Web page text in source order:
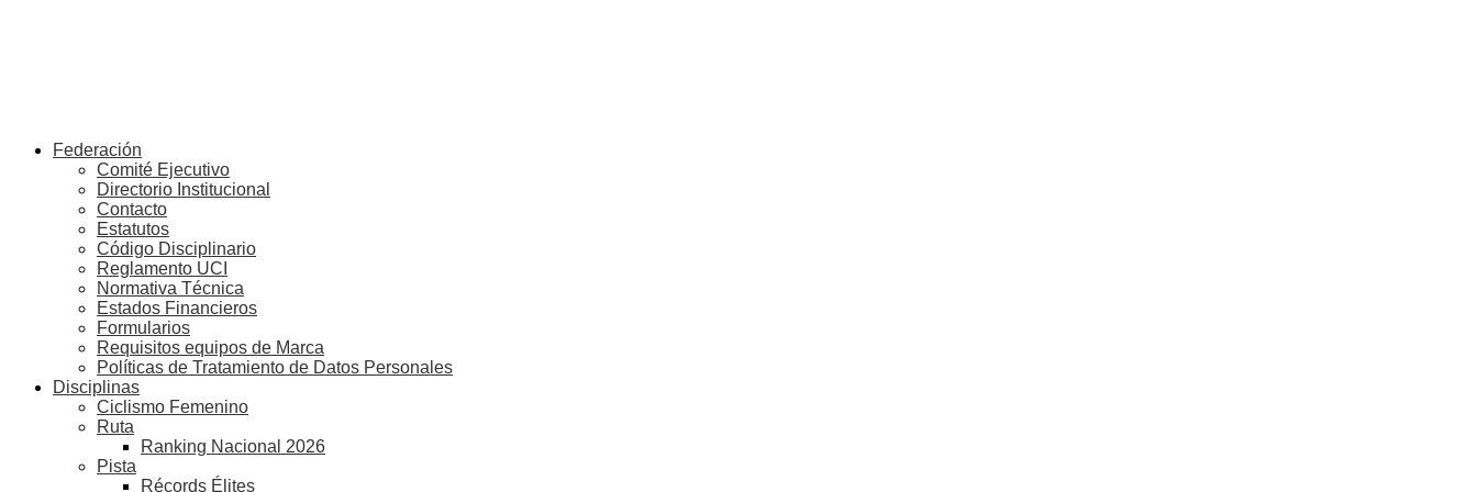
Federación
Comité Ejecutivo
Directorio Institucional
Contacto
Estatutos
Código Disciplinario
Reglamento UCI
Normativa Técnica
Estados Financieros
Formularios
Requisitos equipos de Marca
Políticas de Tratamiento de Datos Personales
Disciplinas
Ciclismo Femenino
Ruta
Ranking Nacional 2026
Pista
Récords Élites